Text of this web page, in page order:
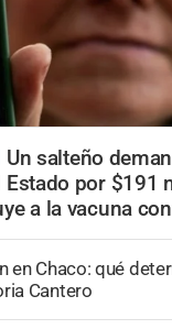
Un salteño
Estado por $191
a la vacuna
en Chaco: qué
Cantero